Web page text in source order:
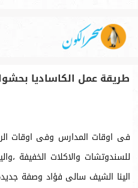
طريقة عمل الكاساديا
فى اوقات المدارس وفى اوقات
للسندوتشات والاكلات الخفيفة
الينا الشيف سالى فؤاد وصفة